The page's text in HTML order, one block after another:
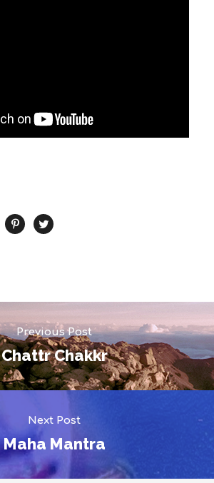
Previous Post
Chattr Chakkr
Next Post
Maha Mantra